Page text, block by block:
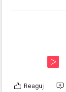
Reaguj